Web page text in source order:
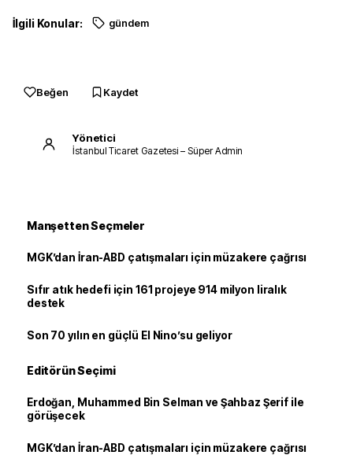
İlgili Konular: gündem
Beğen Kaydet
Yönetici
İstanbul Ticaret Gazetesi – Süper Admin
Manşetten Seçmeler
MGK’dan İran-ABD çatışmaları için müzakere çağrısı
Sıfır atık hedefi için 161 projeye 914 milyon liralık
destek
Son 70 yılın en güçlü El Nino’su geliyor
Editörün Seçimi
Erdoğan, Muhammed Bin Selman ve Şahbaz Şerif ile
görüşecek
MGK’dan İran-ABD çatışmaları için müzakere çağrısı